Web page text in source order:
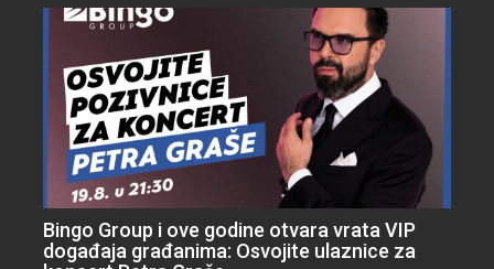
Bingo Group i ove godine otvara vrata VIP
događaja građanima: Osvojite ulaznice za